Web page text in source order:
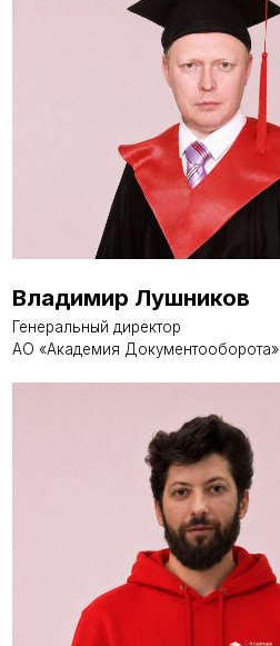
Владимир Лушников
Генеральный директор
АО «Академия Документооборота»